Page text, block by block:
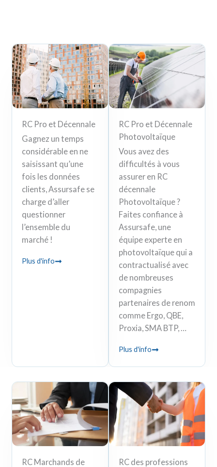
RC Pro et Décennale
Gagnez un temps
considérable en ne
saisissant qu’une
fois les données
clients, Assursafe se
charge d’aller
questionner
l’ensemble du
marché !
Plus d'info
RC Pro et Décennale
Photovoltaïque
Vous avez des
difficultés à vous
assurer en RC
décennale
Photovoltaïque ?
Faites confiance à
Assursafe, une
équipe experte en
photovoltaïque qui a
contractualisé avec
de nombreuses
compagnies
partenaires de renom
comme Ergo, QBE,
Proxia, SMA BTP, …
Plus d'info
RC Marchands de
RC des professions